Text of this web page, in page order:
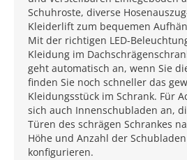
Schuhroste, diverse
Kleiderlift zum bequemen
Mit der richtigen LED-
Kleidung im
geht automatisch an, wenn Sie
finden Sie noch schneller das
Kleidungsstück im Schrank. Für
sich auch Innenschubladen an,
Türen des schrägen Schrankes
Höhe und Anzahl der
konfigurieren.